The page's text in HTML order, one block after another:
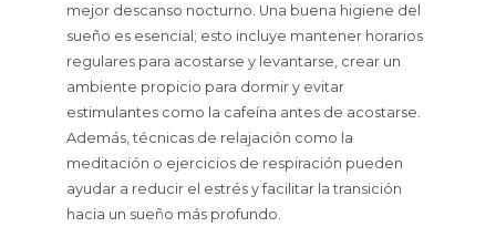
mejor descanso nocturno. Una buena higiene del
sueño es esencial; esto incluye mantener horarios
regulares para acostarse y levantarse, crear un
ambiente propicio para dormir y evitar
estimulantes como la cafeína antes de acostarse.
Además, técnicas de relajación como la
meditación o ejercicios de respiración pueden
ayudar a reducir el estrés y facilitar la transición
hacia un sueño más profundo.